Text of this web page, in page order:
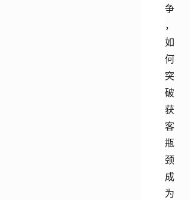
争
，
如
何
突
破
获
客
瓶
颈
成
为